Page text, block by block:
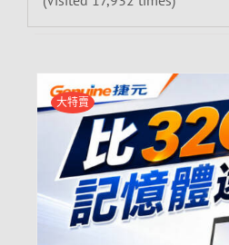
大特賣